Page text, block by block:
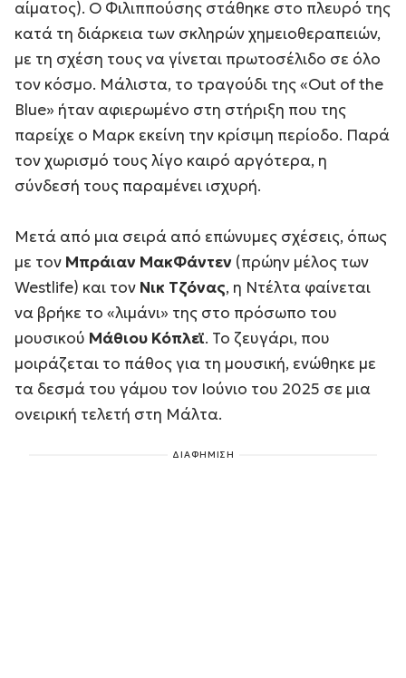
αίματος). Ο Φιλιππούσης στάθηκε στο πλευρό της
κατά τη διάρκεια των σκληρών χημειοθεραπειών,
με τη σχέση τους να γίνεται πρωτοσέλιδο σε όλο
τον κόσμο. Μάλιστα, το τραγούδι της «Out of the
Blue» ήταν αφιερωμένο στη στήριξη που της
παρείχε ο Μαρκ εκείνη την κρίσιμη περίοδο. Παρά
τον χωρισμό τους λίγο καιρό αργότερα, η
σύνδεσή τους παραμένει ισχυρή.
Μετά από μια σειρά από επώνυμες σχέσεις, όπως
με τον Μπράιαν ΜακΦάντεν (πρώην μέλος των
Westlife) και τον Νικ Τζόνας, η Ντέλτα φαίνεται
να βρήκε το «λιμάνι» της στο πρόσωπο του
μουσικού Μάθιου Κόπλεϊ. Το ζευγάρι, που
μοιράζεται το πάθος για τη μουσική, ενώθηκε με
τα δεσμά του γάμου τον Ιούνιο του 2025 σε μια
ονειρική τελετή στη Μάλτα.
ΔΙΑΦΗΜΙΣΗ